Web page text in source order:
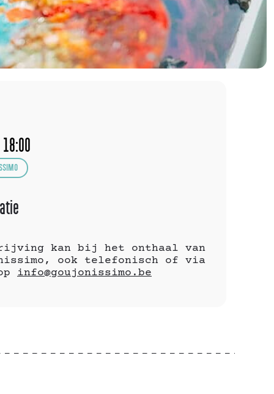
kan bij het onthaal van
ook telefonisch of via
info@goujonissimo.be